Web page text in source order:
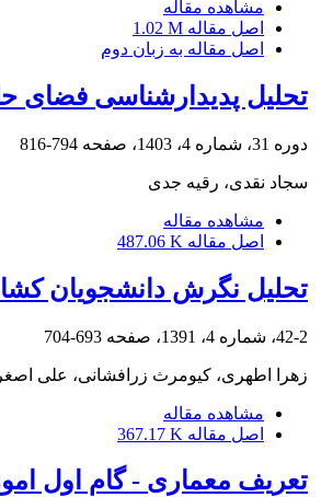
مشاهده مقاله
اصل مقاله 1.02 M
اصل مقاله به زبان دوم
تحلیل پدیدارشناسی فضای
دوره 31، شماره 4، 1403، صفحه 794-816
سجاد نقدی، رقیه جدی
مشاهده مقاله
اصل مقاله 487.06 K
تحلیل نگرش دانشجویان
42-2، شماره 4، 1391، صفحه 693-704
زهرا اطهری، کیومرث زرافشانی، علی
مشاهده مقاله
اصل مقاله 367.17 K
تعریف معماری - گام اول